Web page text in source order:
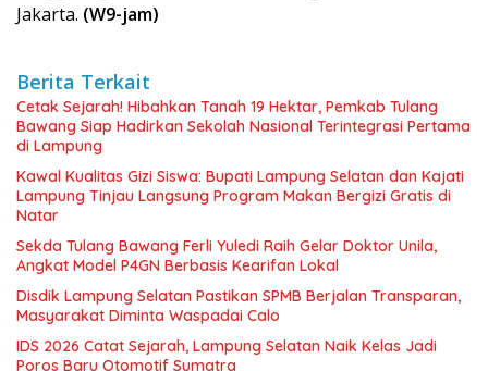
Jakarta. (W9-jam)
Berita Terkait
Cetak Sejarah! Hibahkan Tanah 19 Hektar, Pemkab Tulang
Bawang Siap Hadirkan Sekolah Nasional Terintegrasi Pertama
di Lampung
Kawal Kualitas Gizi Siswa: Bupati Lampung Selatan dan Kajati
Lampung Tinjau Langsung Program Makan Bergizi Gratis di
Natar
Sekda Tulang Bawang Ferli Yuledi Raih Gelar Doktor Unila,
Angkat Model P4GN Berbasis Kearifan Lokal
Disdik Lampung Selatan Pastikan SPMB Berjalan Transparan,
Masyarakat Diminta Waspadai Calo
IDS 2026 Catat Sejarah, Lampung Selatan Naik Kelas Jadi
Poros Baru Otomotif Sumatra